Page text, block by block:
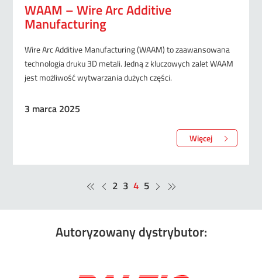
WAAM – Wire Arc Additive
Manufacturing
Wire Arc Additive Manufacturing (WAAM) to zaawansowana
technologia druku 3D metali. Jedną z kluczowych zalet WAAM
jest możliwość wytwarzania dużych części.
3 marca 2025
Więcej
2 3 4 5
Autoryzowany dystrybutor: